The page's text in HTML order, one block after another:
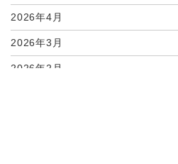
2026年4月
2026年3月
2026年2月